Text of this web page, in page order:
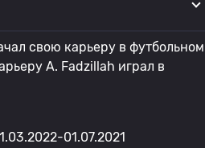
свою карьеру в футбольном
A. Fadzillah играл в
01.07.2021